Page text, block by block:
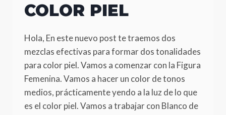
COLOR PIEL
Hola, En este nuevo post te traemos dos
mezclas efectivas para formar dos tonalidades
para color piel. Vamos a comenzar con la Figura
Femenina. Vamos a hacer un color de tonos
medios, prácticamente yendo a la luz de lo que
es el color piel. Vamos a trabajar con Blanco de